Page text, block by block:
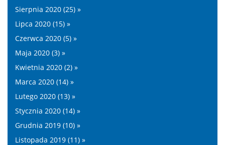
Sierpnia 2020 (25) »
Lipca 2020 (15) »
Czerwca 2020 (5) »
Maja 2020 (3) »
Kwietnia 2020 (2) »
Marca 2020 (14) »
Lutego 2020 (13) »
Stycznia 2020 (14) »
Grudnia 2019 (10) »
Listopada 2019 (11) »